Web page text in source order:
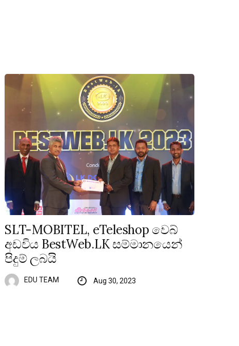
SLT-MOBITEL, eTeleshop වෙබ්
අඩවිය BestWeb.LK සම්මානයෙන්
පිදුම් ලබයි
EDU TEAM Aug 30, 2023